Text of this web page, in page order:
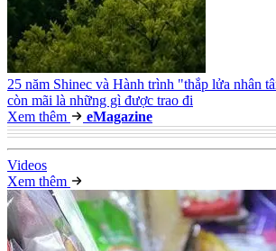
25 năm Shinec và Hành trình "thắp lửa nhân
còn mãi là những gì được trao đi
Xem thêm
eMagazine
Videos
Xem thêm